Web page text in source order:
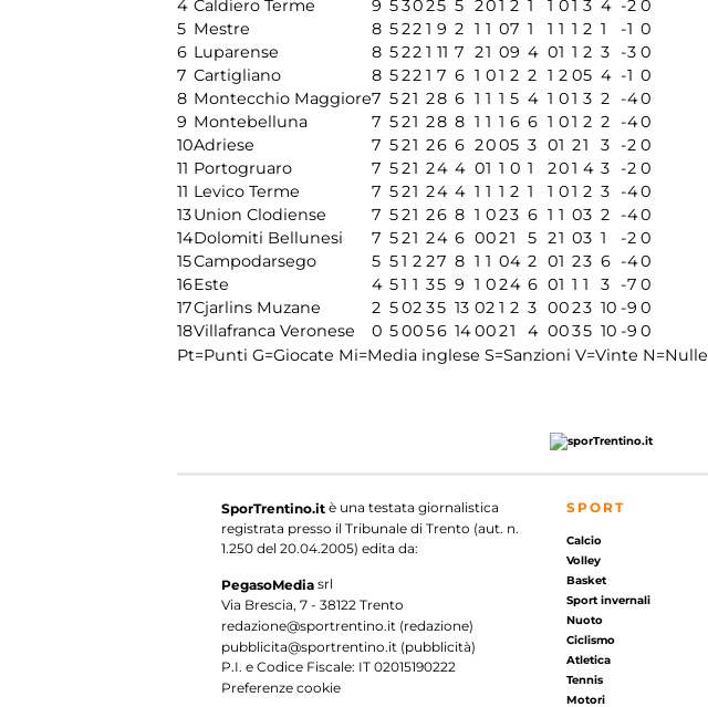
4 Caldiero Terme 9 53025 5 201 2 1 1 01 3 4 -2 0
5 Mestre 8 522 1 9 2 1 1 07 1 1 1 1 2 1 -1 0
6 Luparense 8 522 1 11 7 21 09 4 01 1 2 3 -3 0
7 Cartigliano 8 522 1 7 6 1 01 2 2 1 2 05 4 -1 0
8 Montecchio Maggiore7 521 28 6 1 1 1 5 4 1 01 3 2 -40
9 Montebelluna 7 521 28 8 1 1 1 6 6 1 01 2 2 -40
10Adriese 7 521 26 6 2005 3 01 21 3 -2 0
11 Portogruaro 7 521 24 4 01 1 0 1 201 4 3 -2 0
11 Levico Terme 7 521 24 4 1 1 1 2 1 1 01 2 3 -40
13Union Clodiense 7 521 26 8 1 023 6 1 1 03 2 -40
14Dolomiti Bellunesi 7 521 24 6 0021 5 21 03 1 -2 0
15Campodarsego 5 51 2 27 8 1 1 04 2 01 23 6 -40
16Este 4 51 1 35 9 1 024 6 01 1 1 3 -7 0
17Cjarlins Muzane 2 502 35 13 02 1 2 3 0023 10 -9 0
18Villafranca Veronese 0 50056 140021 4 0035 10 -9 0
Pt=Punti G=Giocate Mi=Media inglese S=Sanzioni V=Vinte N=Nulle
SporTrentino.it è una testata giornalistica
registrata presso il Tribunale di Trento (aut. n.
1.250 del 20.04.2005) edita da:
PegasoMedia srl
Via Brescia, 7 - 38122 Trento
redazione@sportrentino.it (redazione)
pubblicita@sportrentino.it (pubblicità)
P.I. e Codice Fiscale: IT 02015190222
Preferenze cookie
SPORT
Calcio
Volley
Basket
Sport invernali
Nuoto
Ciclismo
Atletica
Tennis
Motori